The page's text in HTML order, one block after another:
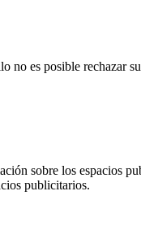
no es posible rechazar
sobre los espacios
publicitarios.